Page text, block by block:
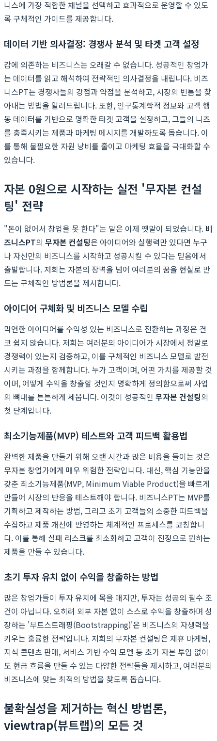
니스에 가장 적합한 채널을 선택하고 효과적으로 운영할 수 있도
록 구체적인 가이드를 제공합니다.
데이터 기반 의사결정: 경쟁사 분석 및 타겟 고객 설정
감에 의존하는 비즈니스는 오래갈 수 없습니다. 성공적인 창업가
는 데이터를 읽고 해석하여 전략적인 의사결정을 내립니다. 비즈
니스PT는 경쟁사들의 강점과 약점을 분석하고, 시장의 빈틈을 찾
아내는 방법을 알려드립니다. 또한, 인구통계학적 정보와 고객 행
동 데이터를 기반으로 명확한 타겟 고객을 설정하고, 그들의 니즈
를 충족시키는 제품과 마케팅 메시지를 개발하도록 돕습니다. 이
를 통해 불필요한 자원 낭비를 줄이고 마케팅 효율을 극대화할 수
있습니다.
자본 0원으로 시작하는 실전 '무자본 컨설
팅' 전략
"돈이 없어서 창업을 못 한다"는 말은 이제 옛말이 되었습니다. 비
즈니스PT의 무자본 컨설팅은 아이디어와 실행력만 있다면 누구
나 자신만의 비즈니스를 시작하고 성공시킬 수 있다는 믿음에서
출발합니다. 저희는 자본의 장벽을 넘어 여러분의 꿈을 현실로 만
드는 구체적인 방법론을 제시합니다.
아이디어 구체화 및 비즈니스 모델 수립
막연한 아이디어를 수익성 있는 비즈니스로 전환하는 과정은 결
코 쉽지 않습니다. 저희는 여러분의 아이디어가 시장에서 정말로
경쟁력이 있는지 검증하고, 이를 구체적인 비즈니스 모델로 발전
시키는 과정을 함께합니다. 누가 고객이며, 어떤 가치를 제공할 것
이며, 어떻게 수익을 창출할 것인지 명확하게 정의함으로써 사업
의 뼈대를 튼튼하게 세웁니다. 이것이 성공적인 무자본 컨설팅의
첫 단계입니다.
최소기능제품(MVP) 테스트와 고객 피드백 활용법
완벽한 제품을 만들기 위해 오랜 시간과 많은 비용을 들이는 것은
무자본 창업가에게 매우 위험한 전략입니다. 대신, 핵심 기능만을
갖춘 최소기능제품(MVP, Minimum Viable Product)을 빠르게
만들어 시장의 반응을 테스트해야 합니다. 비즈니스PT는 MVP를
기획하고 제작하는 방법, 그리고 초기 고객들의 소중한 피드백을
수집하고 제품 개선에 반영하는 체계적인 프로세스를 코칭합니
다. 이를 통해 실패 리스크를 최소화하고 고객이 진정으로 원하는
제품을 만들 수 있습니다.
초기 투자 유치 없이 수익을 창출하는 방법
많은 창업가들이 투자 유치에 목을 매지만, 투자는 성공의 필수 조
건이 아닙니다. 오히려 외부 자본 없이 스스로 수익을 창출하며 성
장하는 '부트스트래핑(Bootstrapping)'은 비즈니스의 자생력을
키우는 훌륭한 전략입니다. 저희의 무자본 컨설팅은 제휴 마케팅,
지식 콘텐츠 판매, 서비스 기반 수익 모델 등 초기 자본 투입 없이
도 현금 흐름을 만들 수 있는 다양한 전략들을 제시하고, 여러분의
비즈니스에 맞는 최적의 방법을 찾도록 돕습니다.
불확실성을 제거하는 혁신 방법론,
viewtrap(뷰트랩)의 모든 것